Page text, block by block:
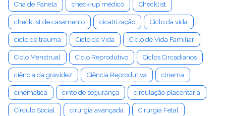
Chá de Panela check-up médico Checklist
checklist de casamento cicatrização Ciclo da vida
ciclo de trauma Ciclo de Vida Ciclo de Vida Familiar
Ciclo Menstrual Ciclo Reprodutivo Ciclos Circadianos
ciência da gravidez Ciência Reprodutiva cinema
cinemática cinto de segurança circulação placentária
Círculo Social cirurgia avançada Cirurgia Fetal